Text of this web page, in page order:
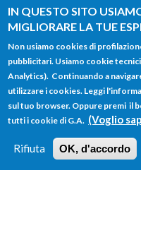
IN QUESTO SITO
MIGLIORARE LA TUE
Non usiamo cookies di
pubblicitari. Usiamo cookie
Analytics). Continuando a
utilizzare i cookies. Leggi
sul tuo browser. Oppure premi il
tutti i cookie di G.A. (Voglio
Rifiuta OK, d'accordo
Salta al contenuto principale
FORM
DI
RICERCA
Main menu
HOME TUTTI I
LOGIN